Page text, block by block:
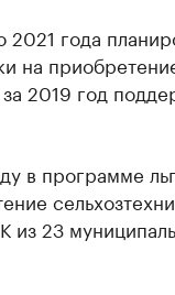
года
на
2019 год
в программе
из 23